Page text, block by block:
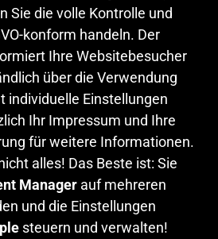
Sie die volle Kontrolle und
konform handeln. Der
Ihre Websitebesucher
über die Verwendung
individuelle Einstellungen
Ihr Impressum und Ihre
für weitere Informationen.
alles! Das Beste ist: Sie
Manager auf mehreren
und die Einstellungen
steuern und verwalten!